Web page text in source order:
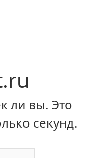
ли вы. Это
секунд.